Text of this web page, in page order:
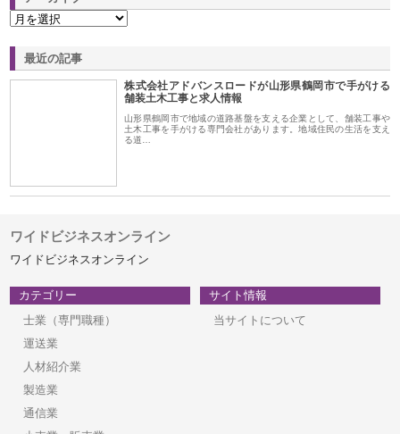
最近の記事
株式会社アドバンスロードが山形県鶴岡市で手がける
舗装土木工事と求人情報
山形県鶴岡市で地域の道路基盤を支える企業として、舗装工事や
土木工事を手がける専門会社があります。地域住民の生活を支え
る道…
ワイドビジネスオンライン
ワイドビジネスオンライン
カテゴリー
士業（専門職種）
運送業
人材紹介業
製造業
通信業
サイト情報
当サイトについて